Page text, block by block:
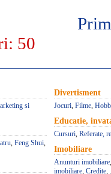
50
si
, Feng Shui,
Divertisment
Jocuri, Filme,
Educatie,
Cursuri, Referate,
Imobiliare
Anunturi imobiliare
imobiliare, Credite,